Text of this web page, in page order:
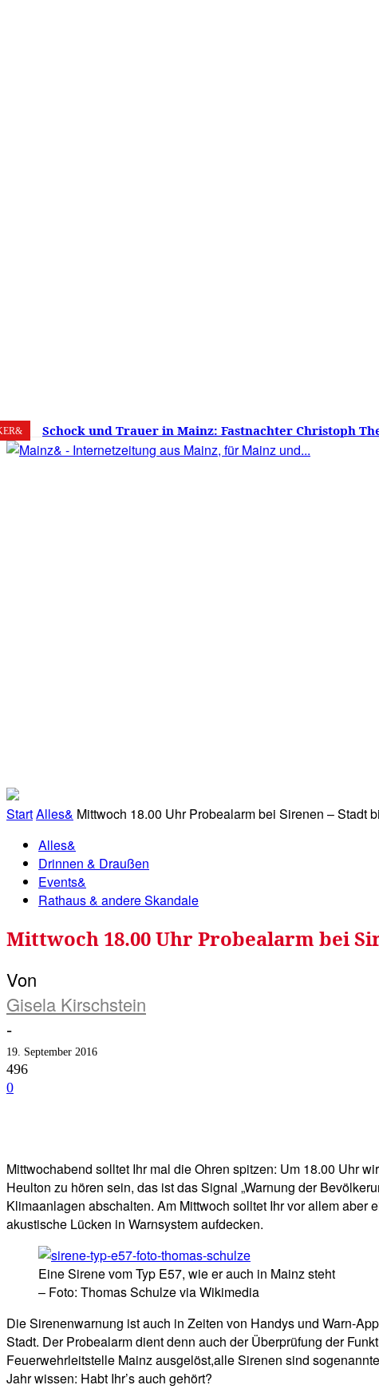
6. August 2026 20.8 Mainz
Schock und Trauer in Mainz: Fastnachter Christoph
60 Jahren gestorben – Was ist die Fastnacht ohne…?
StartAlles& Mittwoch 18.00 Uhr Probealarm bei Sirenen – Stadt
Alles&
Drinnen & Draußen
Events&
Rathaus & andere Skandale
Mittwoch 18.00 Uhr Probealarm bei
Von
Gisela Kirschstein
-
19. September 2016
496
0
Mittwochabend solltet Ihr mal die Ohren spitzen: Um 18.00 Uhr
Heulton zu hören sein, das ist das Signal „Warnung der
Klimaanlagen abschalten. Am Mittwoch solltet Ihr vor allem
akustische Lücken in Warnsystem aufdecken.
Eine Sirene vom Typ E57, wie er auch in Mainz steht
– Foto: Thomas Schulze via Wikimedia
Die Sirenenwarnung ist auch in Zeiten von Handys und Warn-
Stadt. Der Probealarm dient denn auch der Überprüfung der
Feuerwehrleitstelle Mainz ausgelöst,alle Sirenen sind
Jahr wissen: Habt Ihr’s auch gehört?